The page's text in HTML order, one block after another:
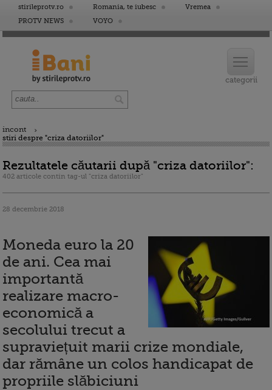
stirileprotv.ro Romania, te iubesc
Vremea
PROTV NEWS
VOYO
incont
stiri despre "criza datoriilor"
Rezultatele căutarii după "criza datoriilor":
402 articole contin tag-ul "criza datoriilor"
28 decembrie 2018
Moneda euro la 20
de ani. Cea mai
importantă
realizare macro-
economică a
secolului trecut a
supraviețuit marii crize mondiale,
dar rămâne un colos handicapat de
propriile slăbiciuni